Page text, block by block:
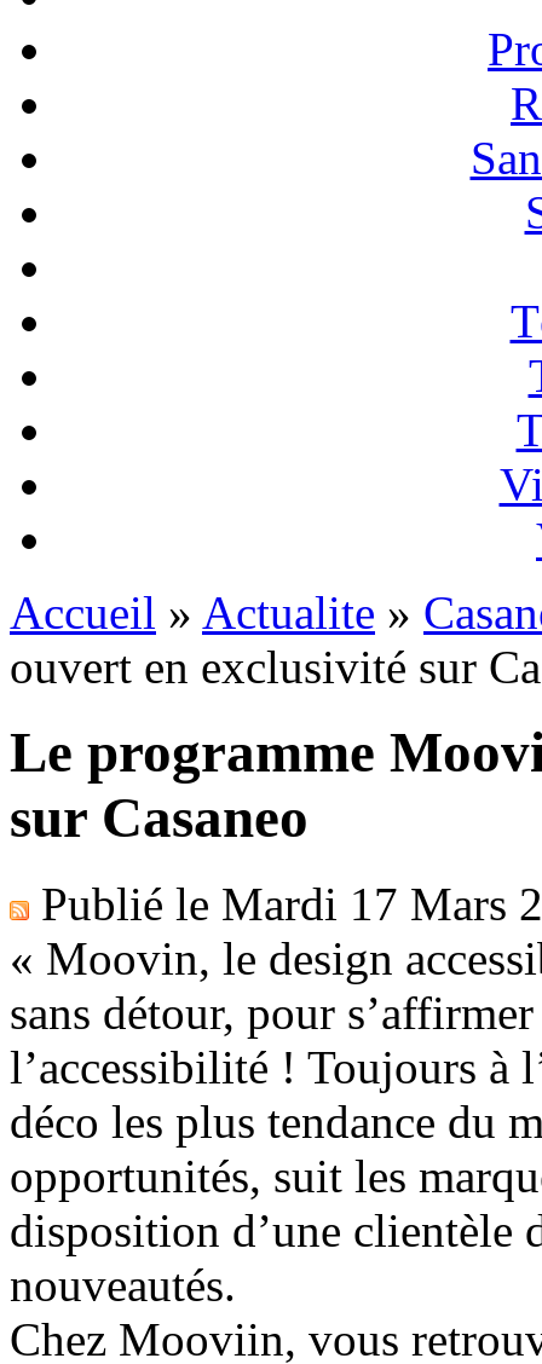
Accueil » Actualite »
ouvert en exclusivité sur
Le programme
sur Casaneo
Publié le Mardi 17 Mars
« Moovin, le design
sans détour, pour
l’accessibilité ! Toujours à
déco les plus tendance du
opportunités, suit les
disposition d’une clientèle
nouveautés.
Chez Mooviin, vous